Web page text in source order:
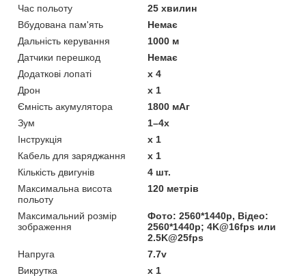
Час польоту
25 хвилин
Вбудована пам'ять
Немає
Дальність керування
1000 м
Датчики перешкод
Немає
Додаткові лопаті
x 4
Дрон
x 1
Ємність акумулятора
1800 мАг
Зум
1–4x
Інструкція
x 1
Кабель для заряджання
x 1
Кількість двигунів
4 шт.
Максимальна висота
польоту
120 метрів
Максимальний розмір
зображення
Фото: 2560*1440p, Відео:
2560*1440p; 4K@16fps или
2.5K@25fps
Напруга
7.7v
Викрутка
x 1